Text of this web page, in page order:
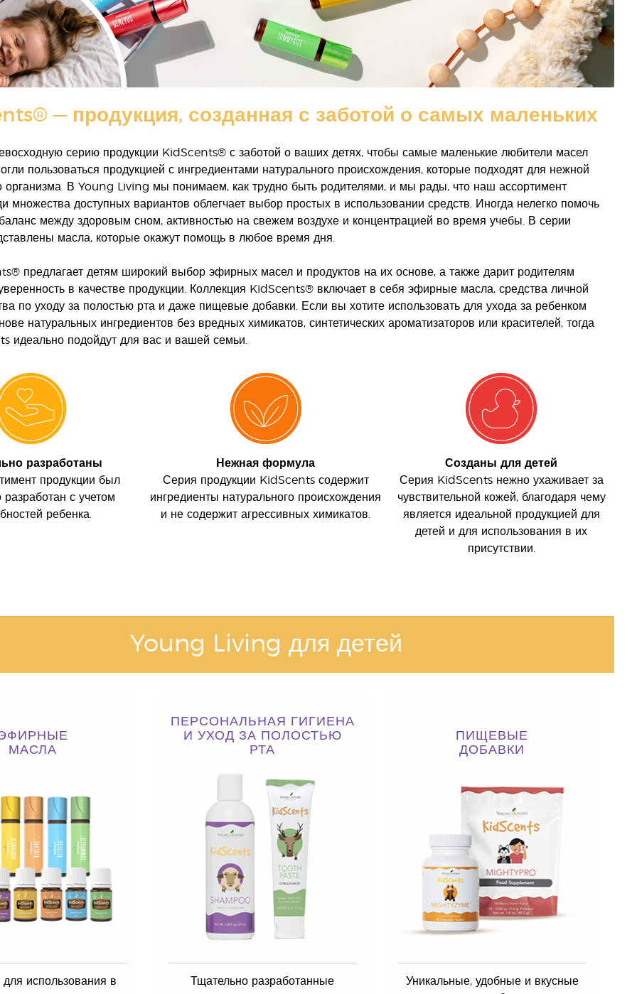
— продукция, созданная с заботой о самых маленьких
серию продукции KidScents® с заботой о ваших детях, чтобы самые маленькие любители масел
пользоваться продукцией с ингредиентами натурального происхождения, которые подходят для нежной
организма. В Young Living мы понимаем, как трудно быть родителями, и мы рады, что наш ассортимент
множества доступных вариантов облегчает выбор простых в использовании средств. Иногда нелегко помочь
между здоровым сном, активностью на свежем воздухе и концентрацией во время учебы. В серии
масла, которые окажут помощь в любое время дня.
предлагает детям широкий выбор эфирных масел и продуктов на их основе, а также дарит родителям
в качестве продукции. Коллекция KidScents® включает в себя эфирные масла, средства личной
по уходу за полостью рта и даже пищевые добавки. Если вы хотите использовать для ухода за ребенком
натуральных ингредиентов без вредных химикатов, синтетических ароматизаторов или красителей, тогда
идеально подойдут для вас и вашей семьи.
разработаны
продукции был
разработан с учетом
ребенка.
Нежная формула
Серия продукции KidScents содержит
ингредиенты натурального происхождения
и не содержит агрессивных химикатов.
Созданы для детей
Серия KidScents нежно ухаживает за
чувствительной кожей, благодаря чему
является идеальной продукцией для
детей и для использования в их
присутствии.
Young Living для детей
МАСЛА
использования в
ПЕРСОНАЛЬНАЯ ГИГИЕНА
И УХОД ЗА ПОЛОСТЬЮ
РТА
Тщательно разработанные
ПИЩЕВЫЕ
ДОБАВКИ
Уникальные, удобные и вкусные